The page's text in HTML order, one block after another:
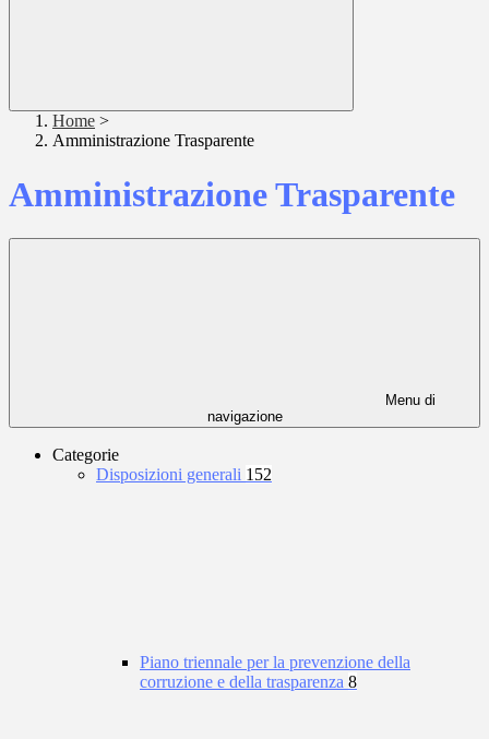
Home >
Amministrazione Trasparente
Amministrazione Trasparente
Menu di
navigazione
Categorie
Disposizioni generali 152
Piano triennale per la prevenzione della
corruzione e della trasparenza 8